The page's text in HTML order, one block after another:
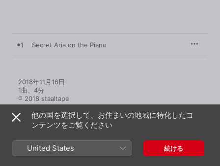
1 Secret Aria on the Piano
2018年11月16日
1曲、4分
℗ 2018 staaltape
midori hiranoのその他の作品
他の国を選択して、お住まいの地域に特化したコ
ンテンツをご覧ください
United States 続ける